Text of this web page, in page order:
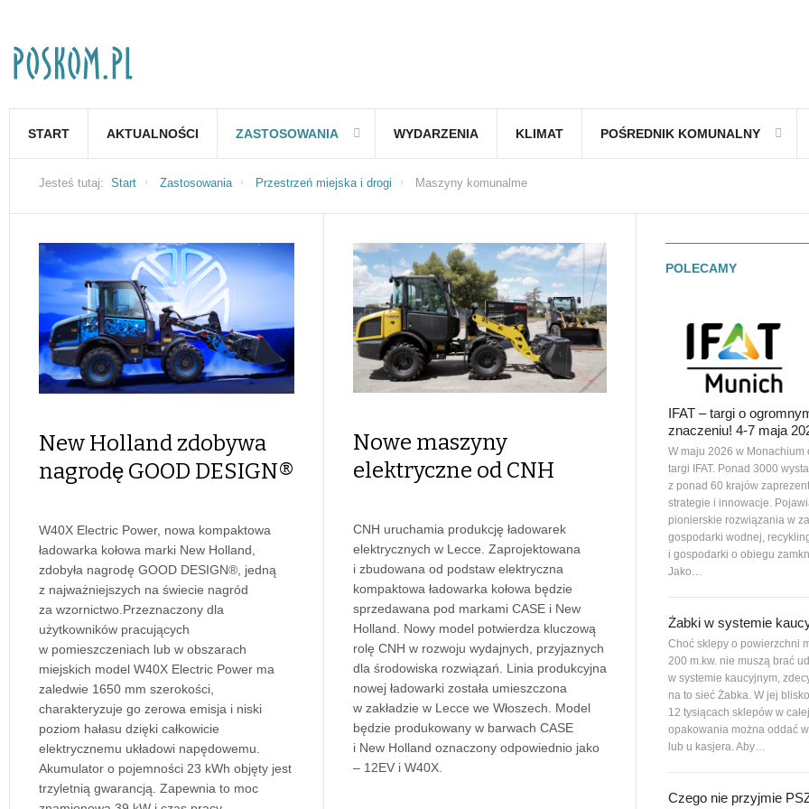
START AKTUALNOŚCI ZASTOSOWANIA WYDARZENIA KLIMAT POŚREDNIK KOMUNALNY
Jesteś tutaj: Start Zastosowania Przestrzeń miejska i drogi Maszyny komunalme
New Holland zdobywa
nagrodę GOOD DESIGN®
W40X Electric Power, nowa kompaktowa
ładowarka kołowa marki New Holland,
zdobyła nagrodę GOOD DESIGN®, jedną
z najważniejszych na świecie nagród
za wzornictwo.Przeznaczony dla
użytkowników pracujących
w pomieszczeniach lub w obszarach
miejskich model W40X Electric Power ma
zaledwie 1650 mm szerokości,
charakteryzuje go zerowa emisja i niski
poziom hałasu dzięki całkowicie
elektrycznemu układowi napędowemu.
Akumulator o pojemności 23 kWh objęty jest
trzyletnią gwarancją. Zapewnia to moc
Nowe maszyny
elektryczne od CNH
CNH uruchamia produkcję ładowarek
elektrycznych w Lecce. Zaprojektowana
i zbudowana od podstaw elektryczna
kompaktowa ładowarka kołowa będzie
sprzedawana pod markami CASE i New
Holland. Nowy model potwierdza kluczową
rolę CNH w rozwoju wydajnych, przyjaznych
dla środowiska rozwiązań. Linia produkcyjna
nowej ładowarki została umieszczona
w zakładzie w Lecce we Włoszech. Model
będzie produkowany w barwach CASE
i New Holland oznaczony odpowiednio jako
– 12EV i W40X.
POLECAMY
IFAT – targi o
znaczeniu! 4-7 maja
W maju 2026 w Monachium
targi IFAT. Ponad 3000
z ponad 60 krajów
strategie i innowacje.
pionierskie rozwiązania w
gospodarki wodnej,
i gospodarki o obiegu
Jako…
Żabki w systemie
Choć sklepy o powierzchni
200 m.kw. nie muszą brać
w systemie kaucyjnym,
na to sieć Żabka. W jej blisko
12 tysiącach sklepów w
opakowania można oddać
lub u kasjera. Aby…
Czego nie przyjmie